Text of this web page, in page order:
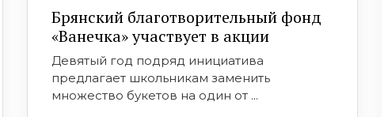
Брянский благотворительный фонд
«Ванечка» участвует в акции
Девятый год подряд инициатива
предлагает школьникам заменить
множество букетов на один от ...